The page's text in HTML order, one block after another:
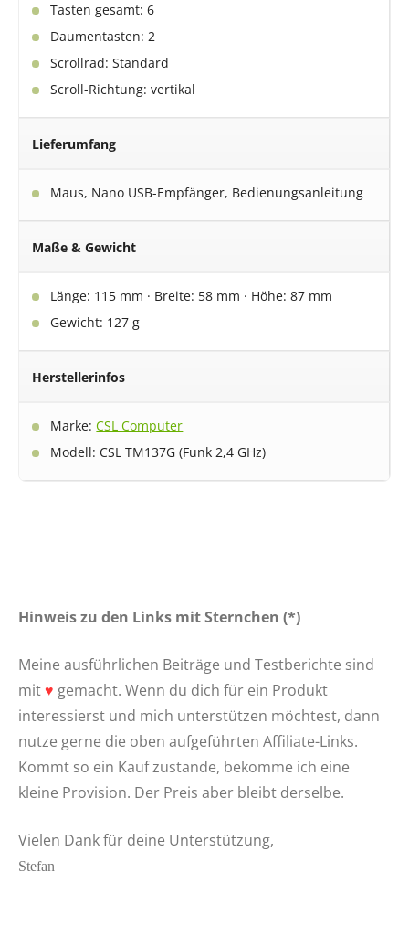
Tasten gesamt: 6
Daumentasten: 2
Scrollrad: Standard
Scroll-Richtung: vertikal
Lieferumfang
Maus, Nano USB-Empfänger, Bedienungsanleitung
Maße & Gewicht
Länge: 115 mm · Breite: 58 mm · Höhe: 87 mm
Gewicht: 127 g
Herstellerinfos
Marke:CSL Computer
Modell: CSL TM137G (Funk 2,4 GHz)
Hinweis zu den Links mit Sternchen (*)
Meine ausführlichen Beiträge und Testberichte sind
mit♥ gemacht. Wenn du dich für ein Produkt
interessierst und mich unterstützen möchtest, dann
nutze gerne die oben aufgeführten Affiliate-Links.
Kommt so ein Kauf zustande, bekomme ich eine
kleine Provision. Der Preis aber bleibt derselbe.
Vielen Dank für deine Unterstützung,
Stefan